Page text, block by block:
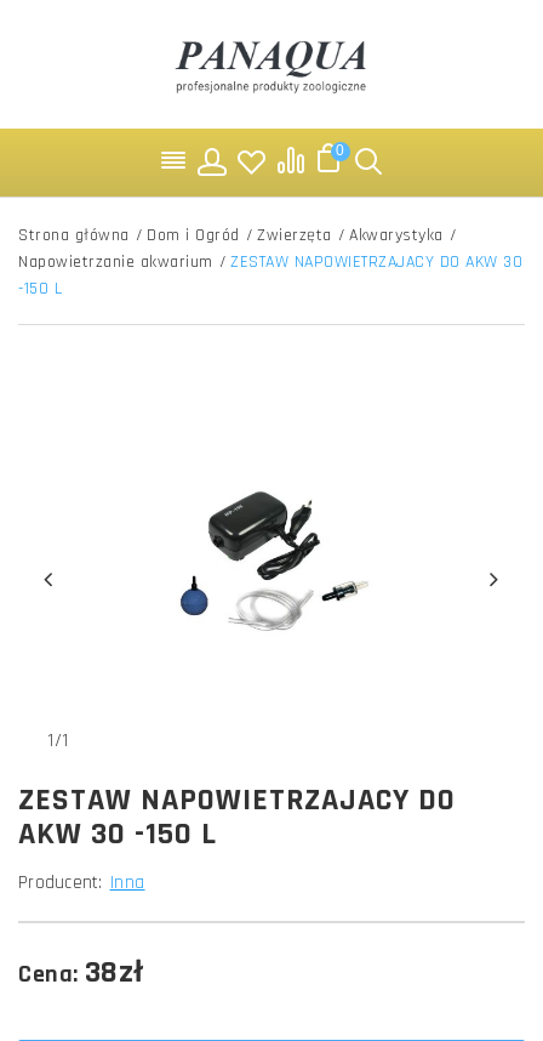
0
Strona główna / Dom i Ogród / Zwierzęta / Akwarystyka /
Napowietrzanie akwarium / ZESTAW NAPOWIETRZAJACY DO AKW 30
-150 L
1/1
ZESTAW NAPOWIETRZAJACY DO
AKW 30 -150 L
Producent: Inna
Cena: 38zł